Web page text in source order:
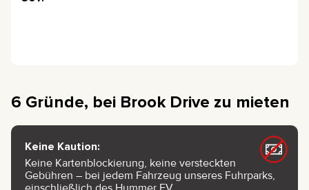
6 Gründe, bei Brook Drive zu mieten
Keine Kaution:
Keine Kartenblockierung, keine versteckten
Gebühren – bei jedem Fahrzeug unseres Fuhrparks,